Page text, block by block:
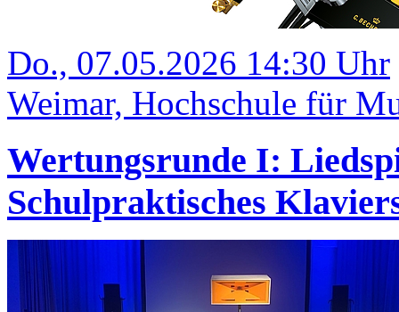
Do., 07.05.2026 14:30 Uhr
Weimar, Hochschule für
Wertungsrunde I:
Schulpraktisches